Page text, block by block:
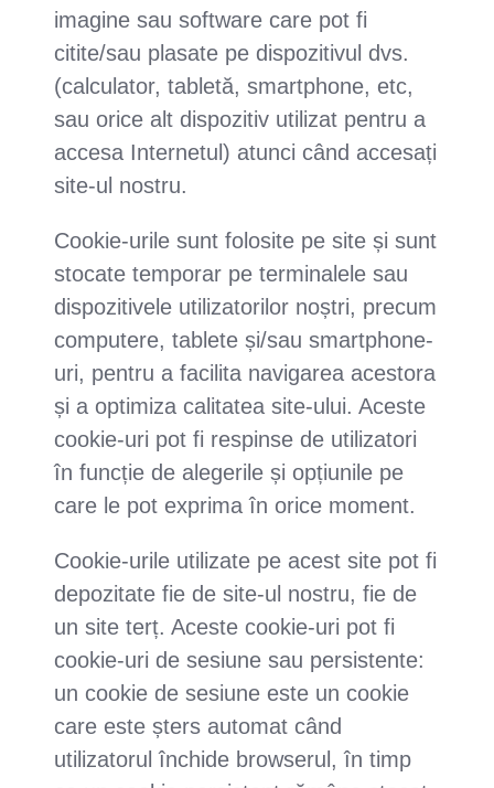
imagine sau software care pot fi
citite/sau plasate pe dispozitivul dvs.
(calculator, tabletă, smartphone, etc,
sau orice alt dispozitiv utilizat pentru a
accesa Internetul) atunci când accesați
site-ul nostru.
Cookie-urile sunt folosite pe site și sunt
stocate temporar pe terminalele sau
dispozitivele utilizatorilor noștri, precum
computere, tablete și/sau smartphone-
uri, pentru a facilita navigarea acestora
și a optimiza calitatea site-ului. Aceste
cookie-uri pot fi respinse de utilizatori
în funcție de alegerile și opțiunile pe
care le pot exprima în orice moment.
Cookie-urile utilizate pe acest site pot fi
depozitate fie de site-ul nostru, fie de
un site terț. Aceste cookie-uri pot fi
cookie-uri de sesiune sau persistente:
un cookie de sesiune este un cookie
care este șters automat când
utilizatorul închide browserul, în timp